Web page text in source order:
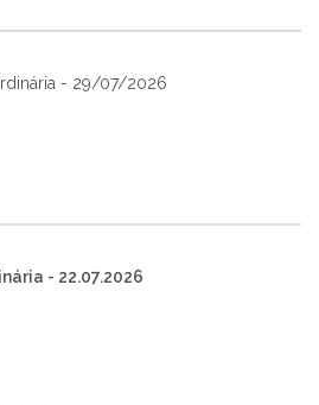
- 29/07/2026
- 22.07.2026